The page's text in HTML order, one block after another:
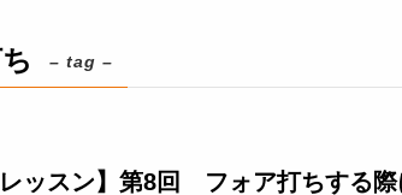
– tag –
レッスン】第8回 フォア打ちする